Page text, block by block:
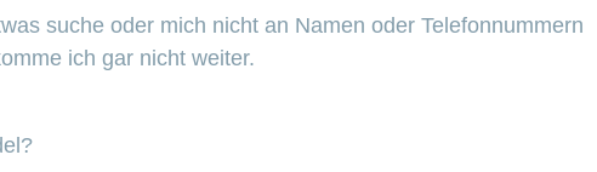
suche oder mich nicht an Namen oder Telefonnummern
ich gar nicht weiter.